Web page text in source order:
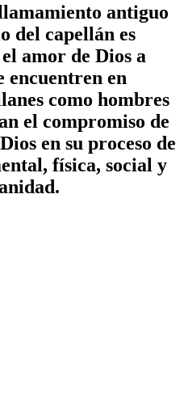
antiguo
del capellán es
amor de Dios a
encuentren en
como hombres
el compromiso de
en su proceso de
física, social y